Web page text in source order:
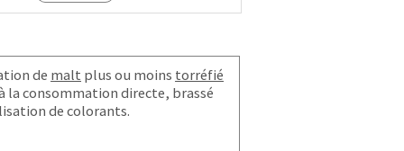
de malt plus ou moins torréfié
la consommation directe, brassé
de colorants.